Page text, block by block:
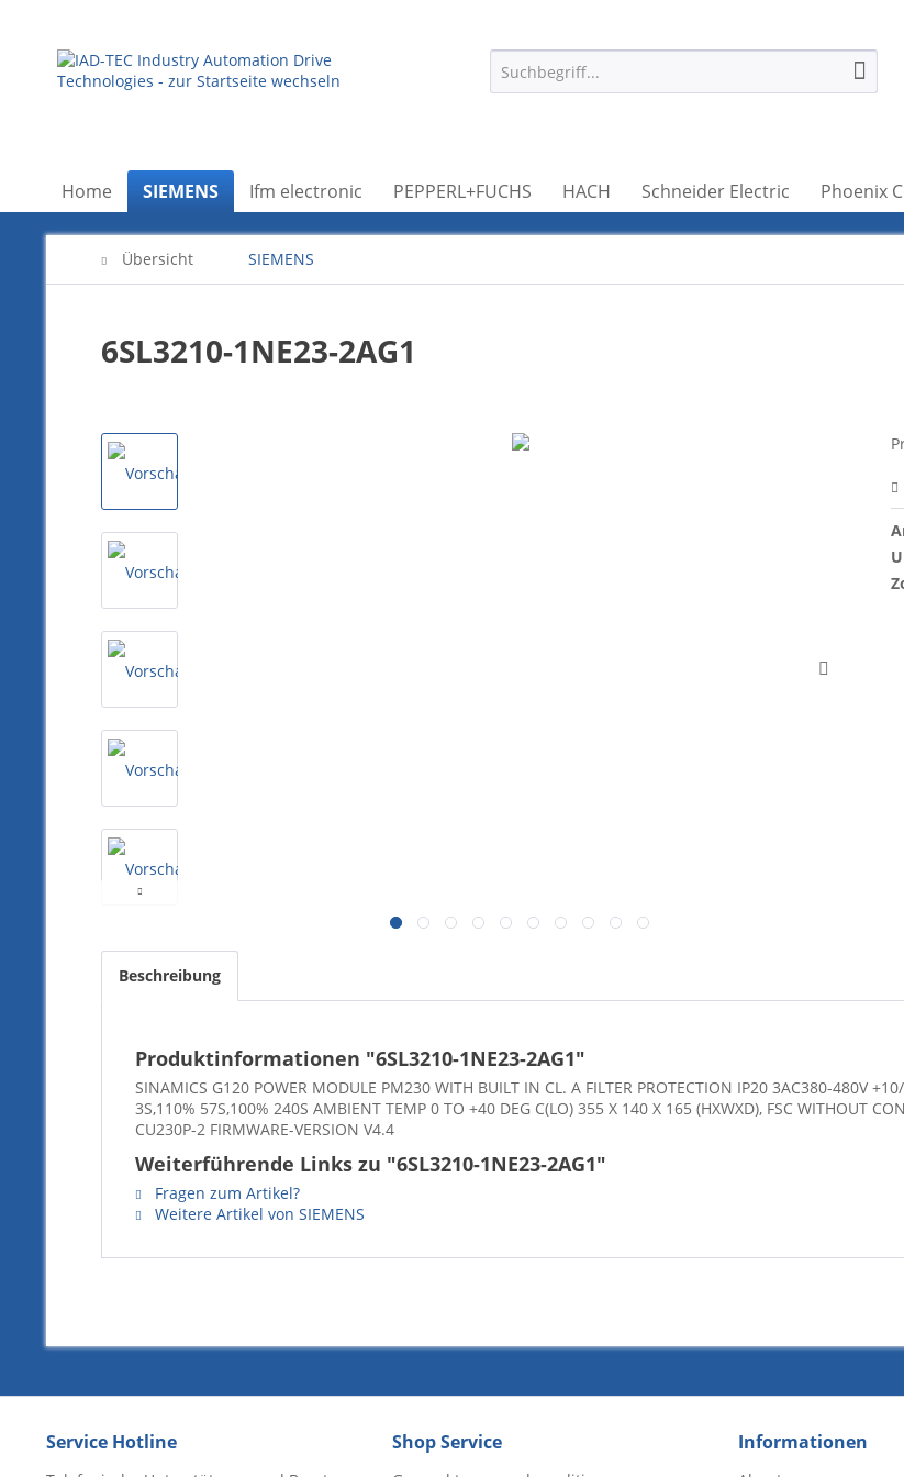
Home SIEMENS Ifm electronic PEPPERL+FUCHS HACH Schneider Electric Phoenix
Übersicht SIEMENS
6SL3210-1NE23-2AG1
Beschreibung
Produktinformationen "6SL3210-1NE23-2AG1"
SINAMICS G120 POWER MODULE PM230 WITH BUILT IN CL. A FILTER PROTECTION IP20 3AC380-480V
3S,110% 57S,100% 240S AMBIENT TEMP 0 TO +40 DEG C(LO) 355 X 140 X 165 (HXWXD), FSC WITHOUT
CU230P-2 FIRMWARE-VERSION V4.4
Weiterführende Links zu "6SL3210-1NE23-2AG1"
Fragen zum Artikel?
Weitere Artikel von SIEMENS
Service Hotline Shop Service Informationen